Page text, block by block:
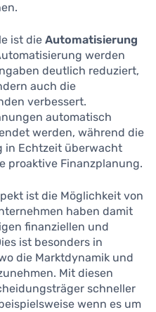
ist die Automatisierung
werden
deutlich reduziert,
auch die
verbessert.
automatisch
werden, während die
in Echtzeit überwacht
proaktive Finanzplanung.
ist die Möglichkeit von
haben damit
finanziellen und
ist besonders in
die Marktdynamik und
Mit diesen
schneller
wenn es um